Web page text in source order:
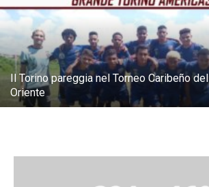
Il Torino pareggia nel Torneo Caribeño del
Oriente